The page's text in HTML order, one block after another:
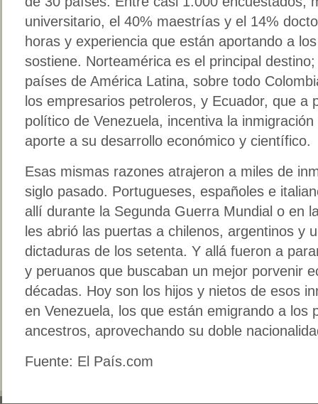
universitario, el 40% maestrías y el 14%
horas y experiencia que están aportando a
sostiene. Norteamérica es el principal
países de América Latina, sobre todo
los empresarios petroleros, y Ecuador, que a
político de Venezuela, incentiva la
aporte a su desarrollo económico y científico.
Esas mismas razones atrajeron a miles de
siglo pasado. Portugueses, españoles e
allí durante la Segunda Guerra Mundial o en
les abrió las puertas a chilenos, argentinos y
dictaduras de los setenta. Y allá fueron a
y peruanos que buscaban un mejor porvenir
décadas. Hoy son los hijos y nietos de esos
en Venezuela, los que están emigrando a los
ancestros, aprovechando su doble
Fuente: El País.com